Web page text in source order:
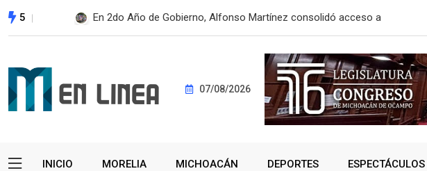
5 Despliega SSM brigada sanitaria en Pátzcuaro para prevenir riesgos de
07/08/2026
INICIO MORELIA MICHOACÁN DEPORTES ESPECTÁCULOS